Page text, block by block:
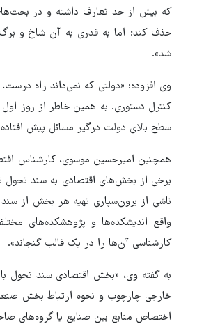
که بیش از حد تعارف داشته و در
حذف کند؛ اما به قدری به آن شاخ و
شد».
وی افزوده: «دولتی که نمی‌داند راه
کنترل دستوری. به همین خاطر از روز
سطح بالای دولت درگیر مسائل پیش
همچنین امیرحسین موسوی، کارشناس
برخی از بخش‌های اقتصادی به سند
ناشی از برون‌سپاری تهیه هر بخش از
واقع اندیشکده‌ها و پژوهشکده‌های
کارشناسی آن‌ها را در یک قالب گنجاند».
به گفته وی، «بخش اقتصادی سند تحول
خارجی چارچوب و نحوه ارتباط بخش
اختصاص منابع بین صنایع یا گروه‌های